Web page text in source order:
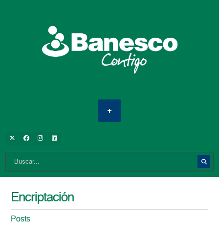
Encriptación
Posts